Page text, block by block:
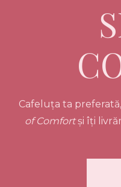
Cafeluța ta preferată,
of Comfortși îți